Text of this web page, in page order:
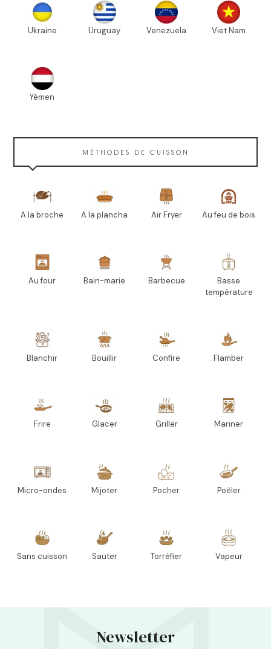
Ukraine Uruguay Venezuela Viet Nam
Yémen
MÉTHODES DE CUISSON
A la broche A la plancha Air Fryer Au feu de bois
Au four Bain-marie Barbecue
Basse
température
Blanchir Bouillir Confire Flamber
Frire Glacer Griller Mariner
Micro-ondes Mijoter Pocher Poêler
Sans cuisson Sauter Torréfier Vapeur
Newsletter